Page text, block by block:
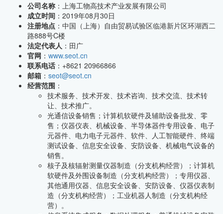
公司名称 ：上海工物高技术产业发展有限公司
成立时间 ：2019年08月30日
注册地点 ：中国（上海）自由贸易试验区临港新片区环湖西二
路888号C楼
法定代表人 ：田广
官网 ： www.seot.cn
联系电话 ：+8621 20966866
邮箱 ： seot@seot.cn
经营范围 ：
技术服务、技术开发、技术咨询、技术交流、技术转
让、技术推广。
光通信设备销售；计算机软硬件及辅助设备批发、零
售；仪器仪表、机械设备、半导体器件专用设备、电子
元器件、电力电子元器件、软件、人工智能硬件、终端
测试设备、信息安全设备、安防设备、机械电气设备的
销售。
核子及核辐射测量仪器制造（分支机构经营）；计算机
软硬件及外围设备制造（分支机构经营）；专用仪器、
其他通用仪器、信息安全设备、安防设备、仪器仪表制
造（分支机构经营）；工业机器人制造（分支机构经
营）。